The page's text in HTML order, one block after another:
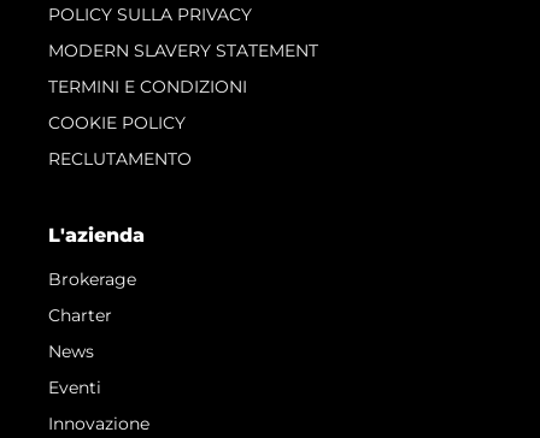
POLICY SULLA PRIVACY
MODERN SLAVERY STATEMENT
TERMINI E CONDIZIONI
COOKIE POLICY
RECLUTAMENTO
L'azienda
Brokerage
Charter
News
Eventi
Innovazione